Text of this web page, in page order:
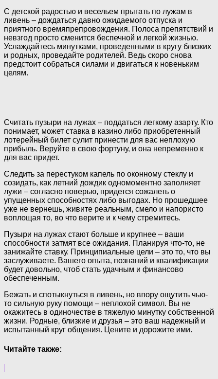
С детской радостью и весельем прыгать по лужам в
ливень – дождаться давно ожидаемого отпуска и
приятного времяпрепровождения. Полоса препятствий и
невзгод просто сменится беспечной и легкой жизнью.
Услаждайтесь минутками, проведенными в кругу близких
и родных, проведайте родителей. Ведь скоро снова
предстоит собраться силами и двигаться к новеньким
целям.
Считать пузыри на лужах – поддаться легкому азарту. Кто
понимает, может ставка в казино либо приобретенный
лотерейный билет сулит принести для вас неплохую
прибыль. Веруйте в свою фортуну, и она непременно к
для вас придет.
Следить за перестуком капель по оконному стеклу и
созидать, как летний дождик одномоментно заполняет
лужи – согласно поверью, придется сожалеть о
упущенных способностях либо выгодах. Но прошедшее
уже не вернешь, живите реальным, смело и напористо
воплощая то, во что верите и к чему стремитесь.
Пузыри на лужах стают больше и крупнее – ваши
способности затмят все ожидания. Планируя что-то, не
занижайте ставку. Принципиальные цели – это то, что вы
заслуживаете. Вашего опыта, познаний и квалификации
будет довольно, чтоб стать удачным и финансово
обеспеченным.
Бежать и спотыкнуться в ливень, но впору ощутить чью-
то сильную руку помощи – неплохой символ. Вы не
окажитесь в одиночестве в тяжелую минутку собственной
жизни. Родные, близкие и друзья – это ваш надежный и
испытанный круг общения. Цените и дорожите ими.
Читайте также: